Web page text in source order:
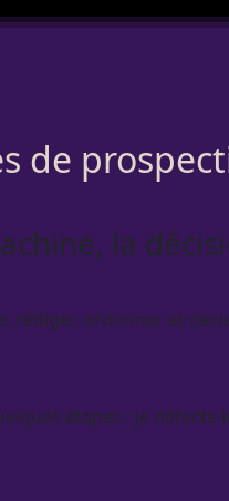
de
la
ordonner et
étapes : je